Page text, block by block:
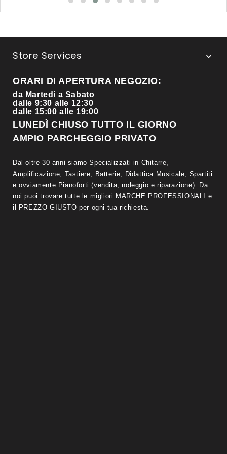
Store Services 
ORARI DI APERTURA NEGOZIO:
da Martedi a Sabato
dalle 9:30 alle 12:30
dalle 15:00 alle 19:00
LUNEDÌ CHIUSO TUTTO IL GIORNO
AMPIO PARCHEGGIO PRIVATO
Dal oltre 30 anni siamo Specializzati in Chitarre,
Amplificazione, Tastiere, Batterie, Didattica Musicale, Spartiti
e ovviamente Pianoforti (vendita, noleggio e riparazione). Da
noi puoi trovare tutte le migliori MARCHE PROFESSIONALI e
il PREZZO GIUSTO per ogni tua richiesta.